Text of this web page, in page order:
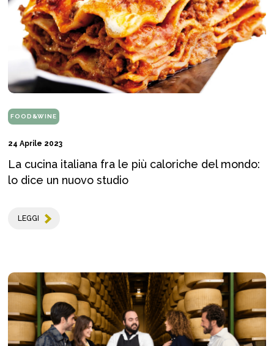
FOOD&WINE
24 Aprile 2023
La cucina italiana fra le più caloriche del mondo:
lo dice un nuovo studio
LEGGI